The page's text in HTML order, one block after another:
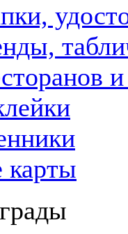
карты